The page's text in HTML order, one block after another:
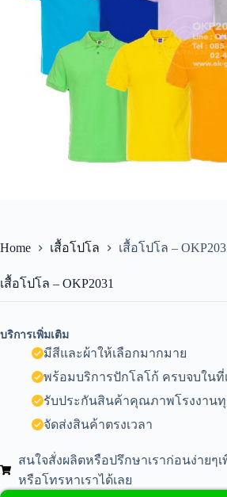
Home เสื้อโปโล เสื้อโปโล –
เสื้อโปโล – OKP2031
บริการเพิ่มเติม
มีสีและผ้าให้เลือกมากมาย
พร้อมบริการปักโลโก้ ครบจบในที่
รับประกันสินค้าคุณภาพโรงงาน
จัดส่งสินค้าตรงเวลา
สนใจสั่งผลิตหรือปรึกษาเราก่อนง่ายๆเ
หรือโทรหาเราได้เลย